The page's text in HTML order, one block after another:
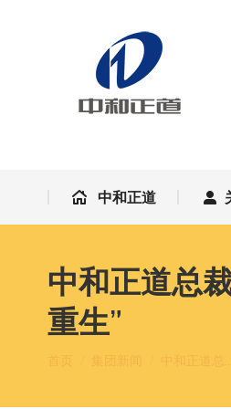
中和正道
中和正道总
重生”
中和正道